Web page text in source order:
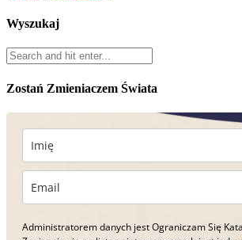
Wyszukaj
Zostań Zmieniaczem Świata
Administratorem danych jest Ograniczam Się